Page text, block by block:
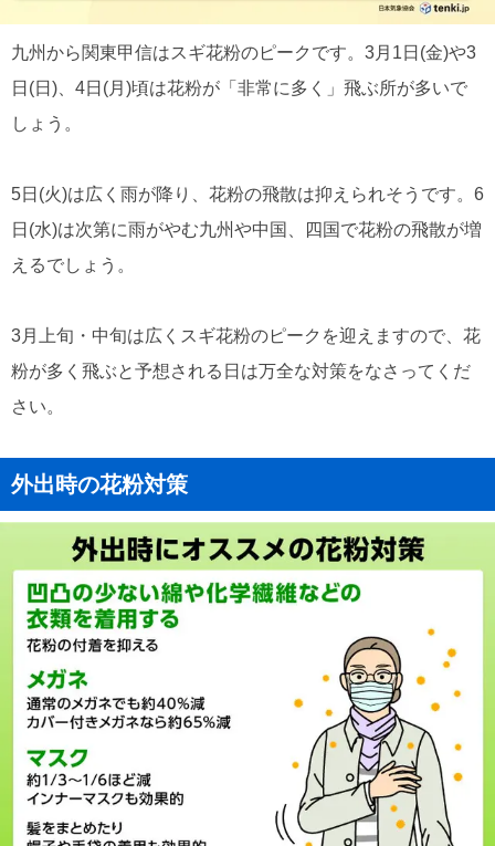
九州から関東甲信はスギ花粉のピークです。3月1日(金)や3
日(日)、4日(月)頃は花粉が「非常に多く」飛ぶ所が多いで
しょう。
5日(火)は広く雨が降り、花粉の飛散は抑えられそうです。6
日(水)は次第に雨がやむ九州や中国、四国で花粉の飛散が増
えるでしょう。
3月上旬・中旬は広くスギ花粉のピークを迎えますので、花
粉が多く飛ぶと予想される日は万全な対策をなさってくだ
さい。
外出時の花粉対策